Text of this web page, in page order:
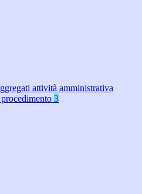
attività amministrativa
3